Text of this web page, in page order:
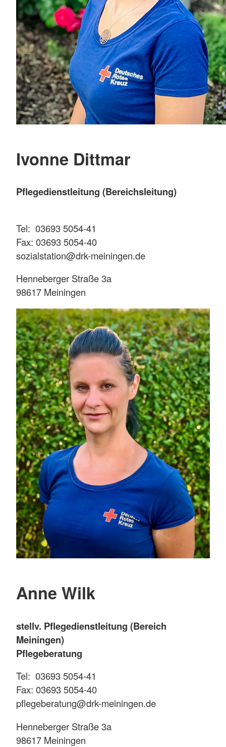
Ivonne Dittmar
Pflegedienstleitung (Bereichsleitung)
Tel: 03693 5054-41
Fax: 03693 5054-40
sozialstation@drk-meiningen.de
Henneberger Straße 3a
98617 Meiningen
Anne Wilk
stellv. Pflegedienstleitung (Bereich
Meiningen)
Pflegeberatung
Tel: 03693 5054-41
Fax: 03693 5054-40
pflegeberatung@drk-meiningen.de
Henneberger Straße 3a
98617 Meiningen